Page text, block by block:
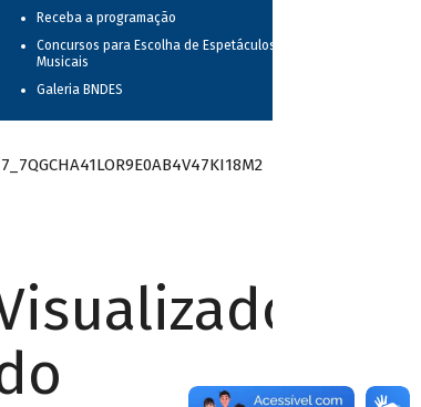
Receba a programação
Concursos para Escolha de Espetáculos
Musicais
Galeria BNDES